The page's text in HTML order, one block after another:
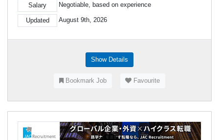
Salary Negotiable, based on experience
Updated August 9th, 2026
Show Details
Bookmark Job Favourite